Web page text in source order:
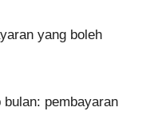
yang boleh
pembayaran